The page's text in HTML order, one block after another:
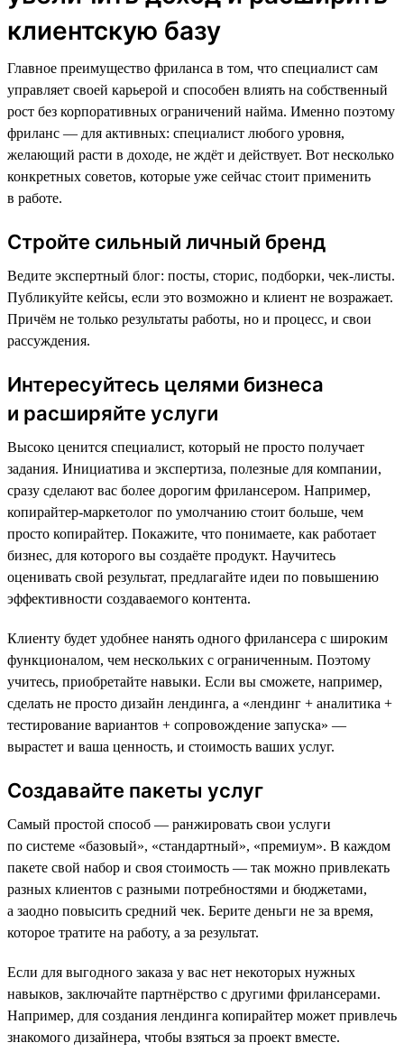
клиентскую базу
Главное преимущество фриланса в том, что специалист сам
управляет своей карьерой и способен влиять на собственный
рост без корпоративных ограничений найма. Именно поэтому
фриланс — для активных: специалист любого уровня,
желающий расти в доходе, не ждёт и действует. Вот несколько
конкретных советов, которые уже сейчас стоит применить
в работе.
Стройте сильный личный бренд
Ведите экспертный блог: посты, сторис, подборки, чек-листы.
Публикуйте кейсы, если это возможно и клиент не возражает.
Причём не только результаты работы, но и процесс, и свои
рассуждения.
Интересуйтесь целями бизнеса
и расширяйте услуги
Высоко ценится специалист, который не просто получает
задания. Инициатива и экспертиза, полезные для компании,
сразу сделают вас более дорогим фрилансером. Например,
копирайтер-маркетолог по умолчанию стоит больше, чем
просто копирайтер. Покажите, что понимаете, как работает
бизнес, для которого вы создаёте продукт. Научитесь
оценивать свой результат, предлагайте идеи по повышению
эффективности создаваемого контента.
Клиенту будет удобнее нанять одного фрилансера с широким
функционалом, чем нескольких с ограниченным. Поэтому
учитесь, приобретайте навыки. Если вы сможете, например,
сделать не просто дизайн лендинга, а «лендинг + аналитика +
тестирование вариантов + сопровождение запуска» —
вырастет и ваша ценность, и стоимость ваших услуг.
Создавайте пакеты услуг
Самый простой способ — ранжировать свои услуги
по системе «базовый», «стандартный», «премиум». В каждом
пакете свой набор и своя стоимость — так можно привлекать
разных клиентов с разными потребностями и бюджетами,
а заодно повысить средний чек. Берите деньги не за время,
которое тратите на работу, а за результат.
Если для выгодного заказа у вас нет некоторых нужных
навыков, заключайте партнёрство с другими фрилансерами.
Например, для создания лендинга копирайтер может привлечь
знакомого дизайнера, чтобы взяться за проект вместе.